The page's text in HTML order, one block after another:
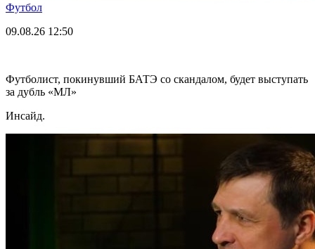
Футбол
09.08.26 12:50
Футболист, покинувший БАТЭ со скандалом, будет выступать
за дубль «МЛ»
Инсайд.